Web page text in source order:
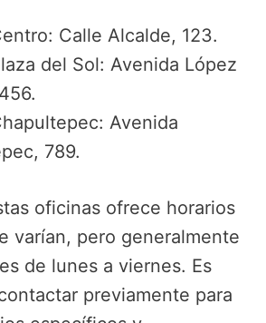
Calle Alcalde, 123.
del Sol: Avenida López
Avenida
789.
oficinas ofrece horarios
varían, pero generalmente
de lunes a viernes. Es
previamente para